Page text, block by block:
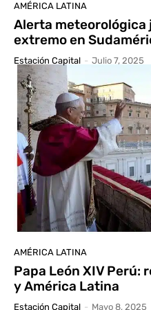
AMÉRICA LATINA
Alerta meteorológica
extremo en
Estación Capital - Julio 7, 2025
AMÉRICA LATINA
Papa León XIV Perú:
y América Latina
Estación Capital - Mayo 8, 2025